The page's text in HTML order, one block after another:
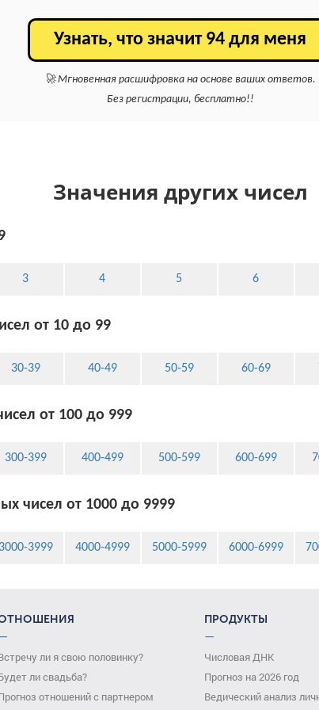
Узнать, что значит 94 для меня
🚀 Мгновенная расшифровка на основе ваших ответов.
Без регистрации, бесплатно!!
Значения других чисел
3 4 5 6
от 10 до 99
30-39 40-49 50-59 60-69
от 100 до 999
300-399 400-499 500-599 600-699
чисел от 1000 до 9999
3000-3999 4000-4999 5000-5999 6000-6999
ли я свою половинку?
ли свадьба?
отношений с партнером
ПРОДУКТЫ
—
Числовая ДНК
Прогноз на 2026 год
Ведический анализ